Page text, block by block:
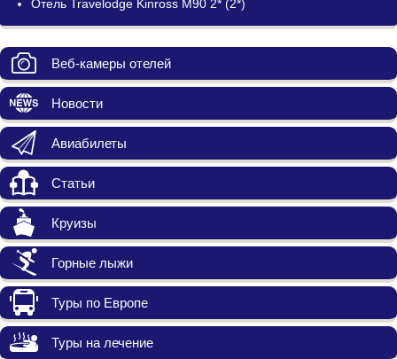
Отель Travelodge Kinross M90 2* (2*)
Веб-камеры отелей
Новости
Авиабилеты
Статьи
Круизы
Горные лыжи
Туры по Европе
Туры на лечение